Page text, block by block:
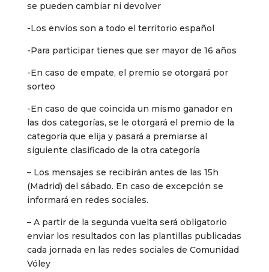
se pueden cambiar ni devolver
-Los envíos son a todo el territorio español
-Para participar tienes que ser mayor de 16 años
-En caso de empate, el premio se otorgará por
sorteo
-En caso de que coincida un mismo ganador en
las dos categorías, se le otorgará el premio de la
categoría que elija y pasará a premiarse al
siguiente clasificado de la otra categoría
– Los mensajes se recibirán antes de las 15h
(Madrid) del sábado. En caso de excepción se
informará en redes sociales.
– A partir de la segunda vuelta será obligatorio
enviar los resultados con las plantillas publicadas
cada jornada en las redes sociales de Comunidad
Vóley